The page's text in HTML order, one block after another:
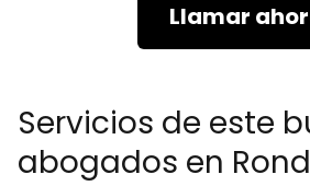
Llamar
Servicios de este
abogados en